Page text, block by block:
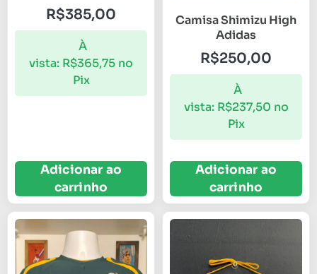
R$385,00
À
vista: R$365,75 no
Pix
Adicionar ao
carrinho
Camisa Shimizu High
Adidas
R$250,00
À
vista: R$237,50 no
Pix
Adicionar ao
carrinho